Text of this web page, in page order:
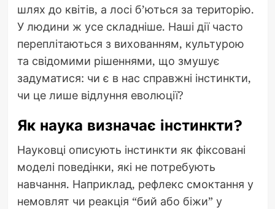
шлях до квітів, а лосі б’ються за територію.
У людини ж усе складніше. Наші дії часто
переплітаються з вихованням, культурою
та свідомими рішеннями, що змушує
задуматися: чи є в нас справжні інстинкти,
чи це лише відлуння еволюції?
Як наука визначає інстинкти?
Науковці описують інстинкти як фіксовані
моделі поведінки, які не потребують
навчання. Наприклад, рефлекс смоктання у
немовлят чи реакція “бий або біжи” у